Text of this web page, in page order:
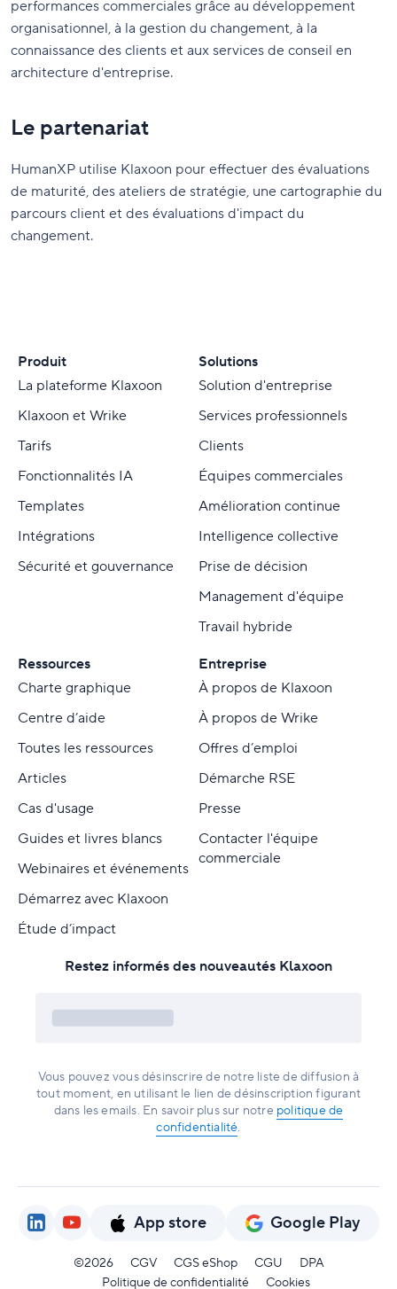
performances commerciales grâce au développement
organisationnel, à la gestion du changement, à la
connaissance des clients et aux services de conseil en
architecture d'entreprise.
Le partenariat
HumanXP utilise Klaxoon pour effectuer des évaluations
de maturité, des ateliers de stratégie, une cartographie du
parcours client et des évaluations d'impact du
changement.
Produit
La plateforme Klaxoon
Klaxoon et Wrike
Tarifs
Fonctionnalités IA
Templates
Intégrations
Sécurité et gouvernance
Solutions
Solution d'entreprise
Services professionnels
Clients
Équipes commerciales
Amélioration continue
Intelligence collective
Prise de décision
Management d'équipe
Travail hybride
Ressources
Charte graphique
Centre d’aide
Toutes les ressources
Articles
Cas d'usage
Guides et livres blancs
Webinaires et événements
Démarrez avec Klaxoon
Étude d’impact
Entreprise
À propos de Klaxoon
À propos de Wrike
Offres d’emploi
Démarche RSE
Presse
Contacter l'équipe
commerciale
Restez informés des nouveautés Klaxoon
Vous pouvez vous désinscrire de notre liste de diffusion à
tout moment, en utilisant le lien de désinscription figurant
dans les emails. En savoir plus sur notre politique de
confidentialité.
App store Google Play
©2026 CGV CGS eShop CGU
DPA
Politique de confidentialité
Cookies